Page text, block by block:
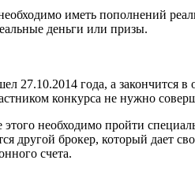
иметь пополнений
деньги или призы.
27.10.2014 года, а закончится в
конкурса не нужно
необходимо пройти
другой брокер, который дает
счета.